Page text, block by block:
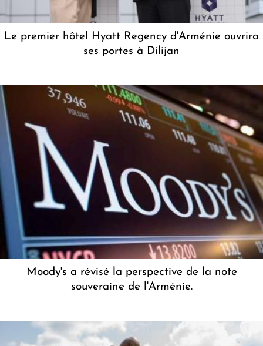
Le premier hôtel Hyatt Regency d'Arménie ouvrira
ses portes à Dilijan
Moody's a révisé la perspective de la note
souveraine de l'Arménie.